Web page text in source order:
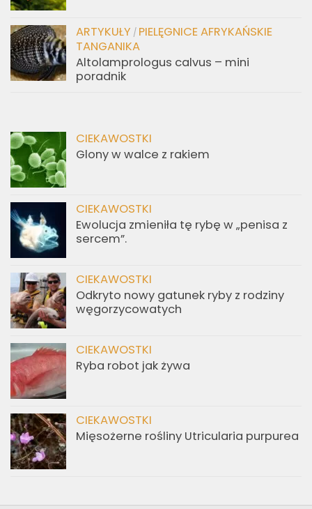
ARTYKUŁY / PIELĘGNICE AFRYKAŃSKIE
TANGANIKA
Altolamprologus calvus – mini
poradnik
CIEKAWOSTKI
Glony w walce z rakiem
CIEKAWOSTKI
Ewolucja zmieniła tę rybę w „penisa z
sercem”.
CIEKAWOSTKI
Odkryto nowy gatunek ryby z rodziny
węgorzycowatych
CIEKAWOSTKI
Ryba robot jak żywa
CIEKAWOSTKI
Mięsożerne rośliny Utricularia purpurea